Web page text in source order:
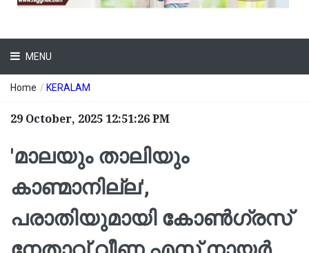
MENU
Home / KERALAM
29 October, 2025 12:51:26 PM
'മാലയും താലിയും
കാണ്മാനില്ല',
പരാതിയുമായി കോണ്‍ഗ്രസ്